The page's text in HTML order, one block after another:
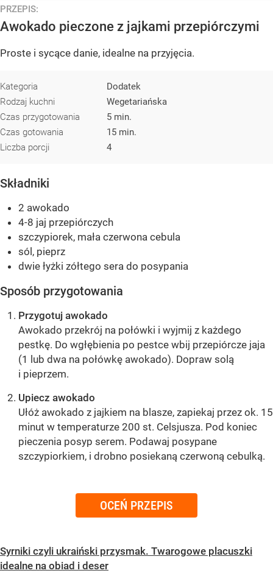
PRZEPIS:
Awokado pieczone z jajkami przepiórczymi
Proste i sycące danie, idealne na przyjęcia.
Kategoria
Dodatek
Rodzaj kuchni
Wegetariańska
Czas przygotowania
5 min.
Czas gotowania
15 min.
Liczba porcji
4
Składniki
2 awokado
4-8 jaj przepiórczych
szczypiorek, mała czerwona cebula
sól, pieprz
dwie łyżki zółtego sera do posypania
Sposób przygotowania
Przygotuj awokado
Awokado przekrój na połówki i wyjmij z każdego
pestkę. Do wgłębienia po pestce wbij przepiórcze jaja
(1 lub dwa na połówkę awokado). Dopraw solą
i pieprzem.
Upiecz awokado
Ułóż awokado z jajkiem na blasze, zapiekaj przez ok. 15
minut w temperaturze 200 st. Celsjusza. Pod koniec
pieczenia posyp serem. Podawaj posypane
szczypiorkiem, i drobno posiekaną czerwoną cebulką.
OCEŃ PRZEPIS
Syrniki czyli ukraiński przysmak. Twarogowe placuszki
idealne na obiad i deser